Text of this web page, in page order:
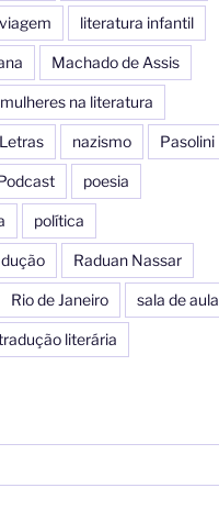
literatura infantil
Machado de Assis
mulheres na literatura
nazismo Pasolini
poesia
política
Raduan Nassar
Rio de Janeiro sala de aula
literária